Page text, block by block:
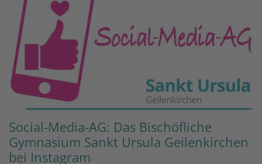
Social-Media-AG: Das Bischöfliche
Gymnasium Sankt Ursula Geilenkirchen
bei Instagram